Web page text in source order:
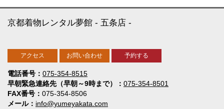
電話番号
075-354-8515
早朝緊急連絡先（早朝～9時まで）
075-354-8501
FAX番号
075-354-8506
メール
info@yumeyakata.com
京都着物レンタル夢館 五条店
アクセス お問い合わせ 予約する